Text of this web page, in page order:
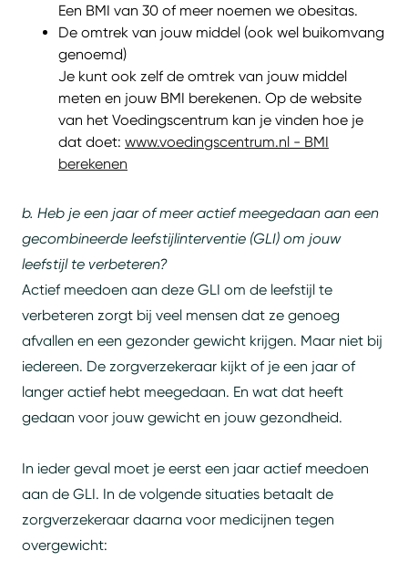
Een BMI van 30 of meer noemen we obesitas.
De omtrek van jouw middel (ook wel buikomvang
genoemd)
Je kunt ook zelf de omtrek van jouw middel
meten en jouw BMI berekenen. Op de website
van het Voedingscentrum kan je vinden hoe je
dat doet: www.voedingscentrum.nl - BMI
berekenen
b. Heb je een jaar of meer actief meegedaan aan een
gecombineerde leefstijlinterventie (GLI) om jouw
leefstijl te verbeteren?
Actief meedoen aan deze GLI om de leefstijl te
verbeteren zorgt bij veel mensen dat ze genoeg
afvallen en een gezonder gewicht krijgen. Maar niet bij
iedereen. De zorgverzekeraar kijkt of je een jaar of
langer actief hebt meegedaan. En wat dat heeft
gedaan voor jouw gewicht en jouw gezondheid.
In ieder geval moet je eerst een jaar actief meedoen
aan de GLI. In de volgende situaties betaalt de
zorgverzekeraar daarna voor medicijnen tegen
overgewicht: